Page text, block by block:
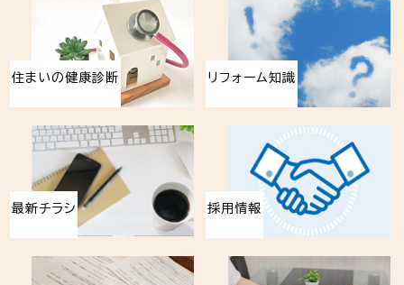
住まいの健康診断 リフォーム知識
最新チラシ 採用情報